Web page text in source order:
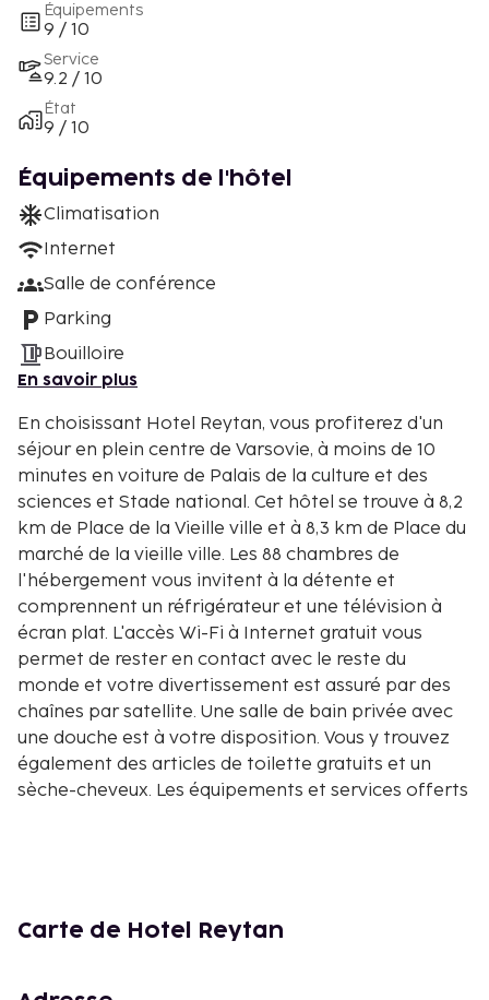
Équipements
9 / 10
Service
9.2 / 10
État
9 / 10
Équipements de l'hôtel
Climatisation
Internet
Salle de conférence
Parking
Bouilloire
En savoir plus
En choisissant Hotel Reytan, vous profiterez d'un
séjour en plein centre de Varsovie, à moins de 10
minutes en voiture de Palais de la culture et des
sciences et Stade national. Cet hôtel se trouve à 8,2
km de Place de la Vieille ville et à 8,3 km de Place du
marché de la vieille ville. Les 88 chambres de
l'hébergement vous invitent à la détente et
comprennent un réfrigérateur et une télévision à
écran plat. L'accès Wi-Fi à Internet gratuit vous
permet de rester en contact avec le reste du
monde et votre divertissement est assuré par des
chaînes par satellite. Une salle de bain privée avec
une douche est à votre disposition. Vous y trouvez
également des articles de toilette gratuits et un
sèche-cheveux. Les équipements et services offerts
Parc Pole Mokotowskie - 0,9 km
Carte de Hotel Reytan